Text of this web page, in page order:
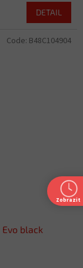
DETAIL
black
Code: B48C104904
Zobrazit